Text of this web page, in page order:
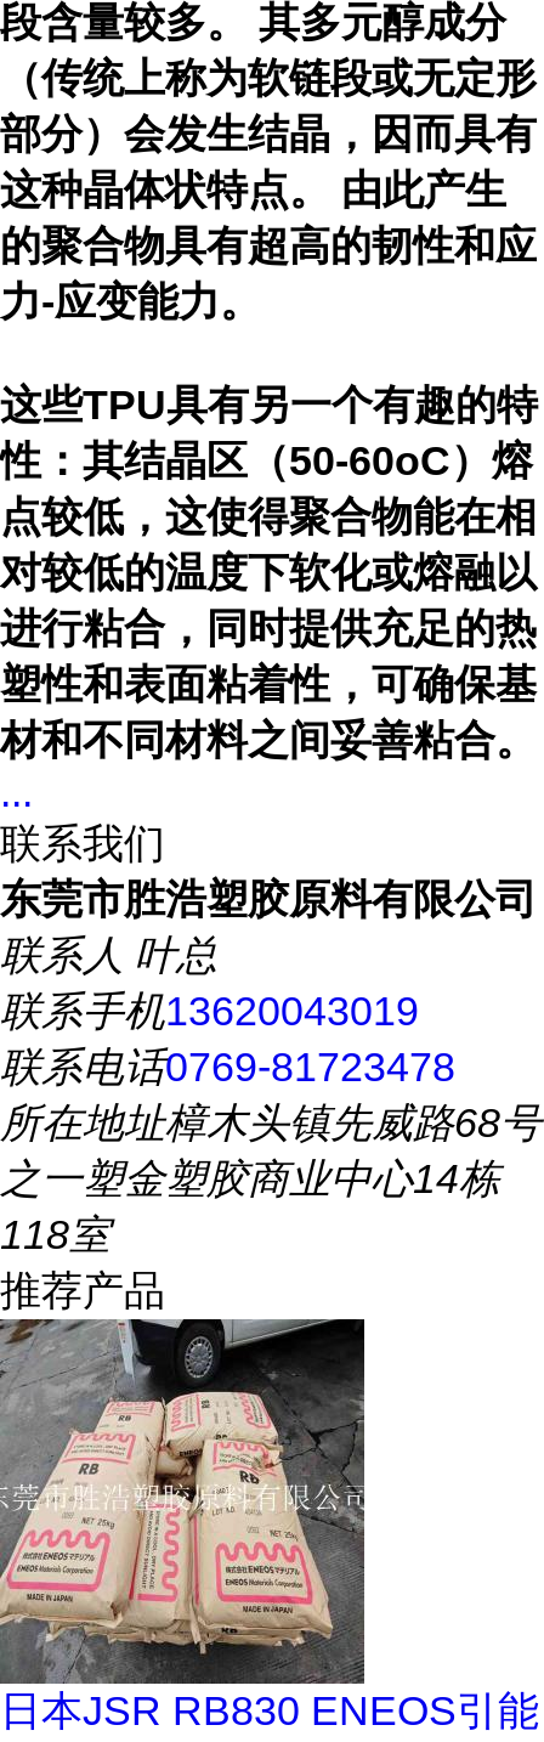
段含量较多。 其多元醇成分
（传统上称为软链段或无定形
部分）会发生结晶，因而具有
这种晶体状特点。 由此产生
的聚合物具有超高的韧性和应
力-应变能力。
这些TPU具有另一个有趣的特
性：其结晶区（50-60oC）熔
点较低，这使得聚合物能在相
对较低的温度下软化或熔融以
进行粘合，同时提供充足的热
塑性和表面粘着性，可确保基
材和不同材料之间妥善粘合。
...
联系我们
东莞市胜浩塑胶原料有限公司
联系人 叶总
联系手机13620043019
联系电话0769-81723478
所在地址樟木头镇先威路68号
之一塑金塑胶商业中心14栋
118室
推荐产品
日本JSR RB830 ENEOS引能